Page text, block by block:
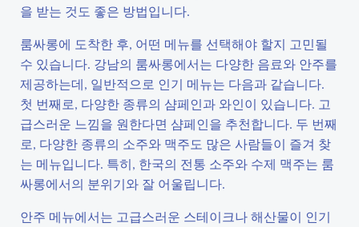
을 받는 것도 좋은 방법입니다.
룸싸롱에 도착한 후, 어떤 메뉴를 선택해야 할지 고민될
수 있습니다. 강남의 룸싸롱에서는 다양한 음료와 안주를
제공하는데, 일반적으로 인기 메뉴는 다음과 같습니다.
첫 번째로, 다양한 종류의 샴페인과 와인이 있습니다. 고
급스러운 느낌을 원한다면 샴페인을 추천합니다. 두 번째
로, 다양한 종류의 소주와 맥주도 많은 사람들이 즐겨 찾
는 메뉴입니다. 특히, 한국의 전통 소주와 수제 맥주는 룸
싸롱에서의 분위기와 잘 어울립니다.
안주 메뉴에서는 고급스러운 스테이크나 해산물이 인기